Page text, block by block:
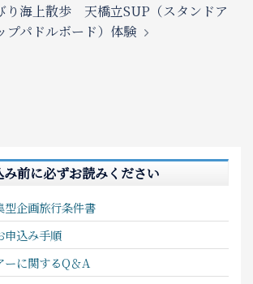
り海上散歩 天橋立SUP（スタンドア
プパドルボード）体験
み前に必ずお読みください
型企画旅行条件書
申込み手順
ーに関するQ＆A